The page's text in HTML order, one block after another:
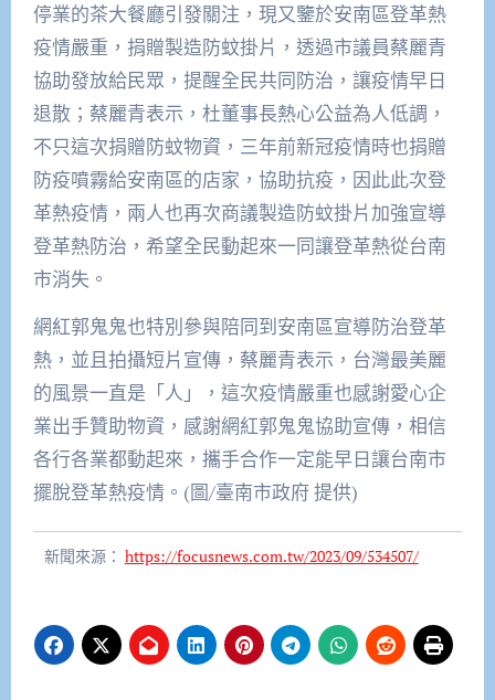
停業的茶大餐廳引發關注，現又鑒於安南區登革熱
疫情嚴重，捐贈製造防蚊掛片，透過市議員蔡麗青
協助發放給民眾，提醒全民共同防治，讓疫情早日
退散；蔡麗青表示，杜董事長熱心公益為人低調，
不只這次捐贈防蚊物資，三年前新冠疫情時也捐贈
防疫噴霧給安南區的店家，協助抗疫，因此此次登
革熱疫情，兩人也再次商議製造防蚊掛片加強宣導
登革熱防治，希望全民動起來一同讓登革熱從台南
市消失。
網紅郭鬼鬼也特別參與陪同到安南區宣導防治登革
熱，並且拍攝短片宣傳，蔡麗青表示，台灣最美麗
的風景一直是「人」，這次疫情嚴重也感謝愛心企
業出手贊助物資，感謝網紅郭鬼鬼協助宣傳，相信
各行各業都動起來，攜手合作一定能早日讓台南市
擺脫登革熱疫情。(圖/臺南市政府 提供)
新聞來源： https://focusnews.com.tw/2023/09/534507/